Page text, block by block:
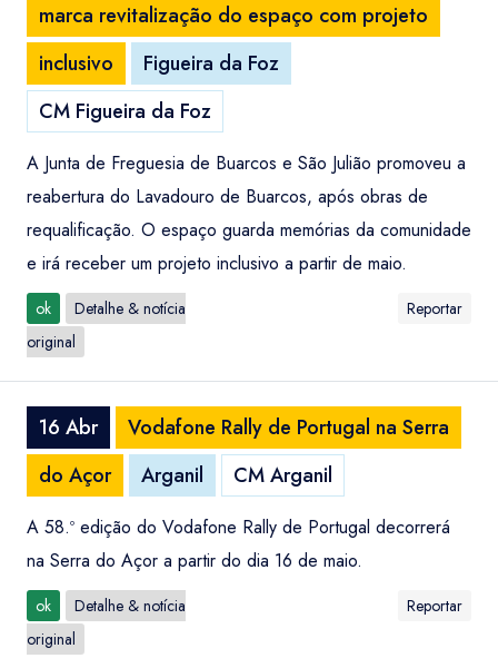
marca revitalização do espaço com projeto
inclusivo
Figueira da Foz
CM Figueira da Foz
A Junta de Freguesia de Buarcos e São Julião promoveu a
reabertura do Lavadouro de Buarcos, após obras de
requalificação. O espaço guarda memórias da comunidade
e irá receber um projeto inclusivo a partir de maio.
ok
Detalhe & notícia
original
Reportar
16 Abr
Vodafone Rally de Portugal na Serra
do Açor
Arganil CM Arganil
A 58.º edição do Vodafone Rally de Portugal decorrerá
na Serra do Açor a partir do dia 16 de maio.
ok
Detalhe & notícia
original
Reportar